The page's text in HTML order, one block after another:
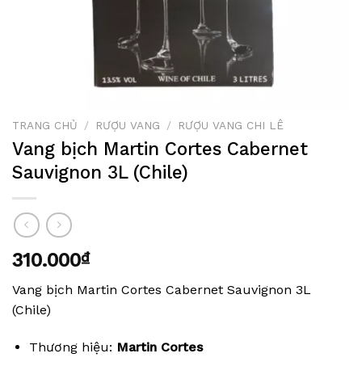
TRANG CHỦ / RƯỢU VANG / RƯỢU VANG CHI LÊ
Vang bịch Martin Cortes Cabernet
Sauvignon 3L (Chile)
310.000₫
Vang bịch Martin Cortes Cabernet Sauvignon 3L
(Chile)
Thương hiệu: Martin Cortes